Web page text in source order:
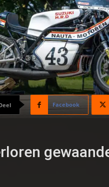
Facebook